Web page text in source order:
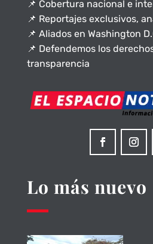
📌 Cobertura nacional e
📌 Reportajes exclusivos,
📌 Aliados en Washington
📌 Defendemos los
transparencia
Lo más nuevo